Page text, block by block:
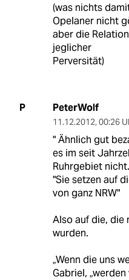
(was nichts
Opelaner nicht
aber die
jeglicher
Perversität)
P PeterWolf
11.12.2012, 00:26
" Ähnlich gut
es im seit
Ruhrgebiet
"Sie setzen auf
von ganz NRW"
Also auf die, die
wurden.
„Wenn die uns
Gabriel,